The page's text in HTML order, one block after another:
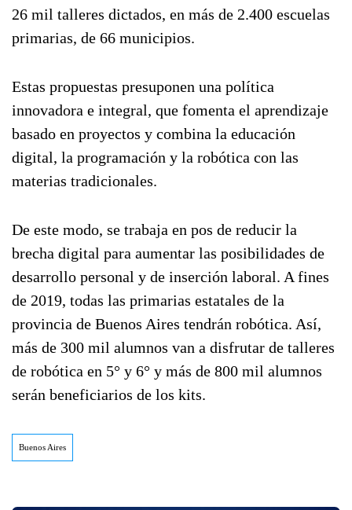
26 mil talleres dictados, en más de 2.400 escuelas
primarias, de 66 municipios.
Estas propuestas presuponen una política
innovadora e integral, que fomenta el aprendizaje
basado en proyectos y combina la educación
digital, la programación y la robótica con las
materias tradicionales.
De este modo, se trabaja en pos de reducir la
brecha digital para aumentar las posibilidades de
desarrollo personal y de inserción laboral. A fines
de 2019, todas las primarias estatales de la
provincia de Buenos Aires tendrán robótica. Así,
más de 300 mil alumnos van a disfrutar de talleres
de robótica en 5° y 6° y más de 800 mil alumnos
serán beneficiarios de los kits.
Buenos Aires